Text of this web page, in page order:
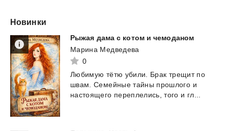
Новинки
Рыжая дама с котом и чемоданом
Марина Медведева
0
Любимую тëтю убили. Брак трещит по
швам.
Семейные тайны прошлого и
настоящего переплелись, того и гл...